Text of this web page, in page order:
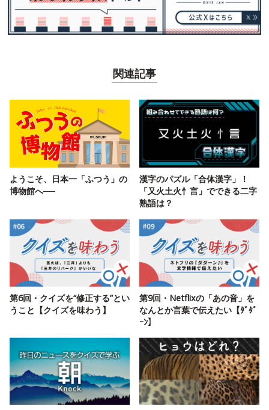
関連記事
ようこそ、日本一「ふつう」の
博物館へ──
漢字のパズル「合体漢字」！
「又火土火忄言」でできる二字
熟語は？
第6回・クイズを“修正する”とい
うこと【クイズを味わう】
第9回・Netflixの「あの音」を
なんとか言葉で伝えたい【ﾀﾞﾀﾞ
ｰﾝ】